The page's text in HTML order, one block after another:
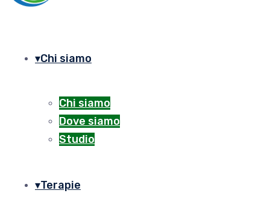
Chi siamo
Chi siamo
Dove siamo
Studio
Terapie